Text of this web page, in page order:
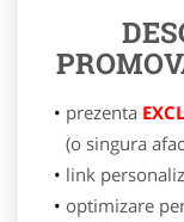
prezenta
(o singura
link
optimizare